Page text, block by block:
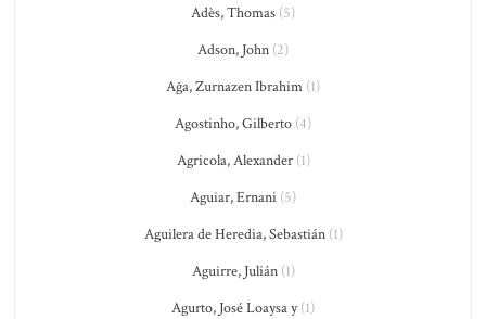
Adès, Thomas (5)
Adson, John (2)
Ağa, Zurnazen Ibrahim (1)
Agostinho, Gilberto (4)
Agricola, Alexander(1)
Aguiar, Ernani (5)
Aguilera de Heredia, Sebastián(1)
Aguirre, Julián(1)
Agurto, José Loaysa y(1)